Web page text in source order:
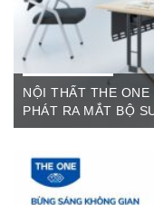
NỘI THẤT THE
PHÁT RA MẮT BỘ
The One Cần Thơ
Thất Hòa Phát Ngày ...